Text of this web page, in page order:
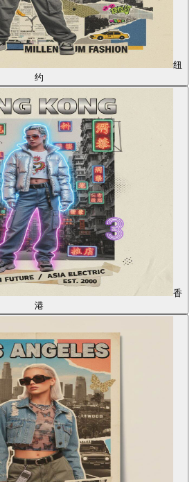
纽
约
香
港